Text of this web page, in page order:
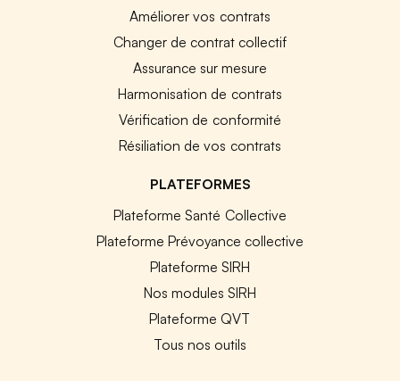
Améliorer vos contrats
Changer de contrat collectif
Assurance sur mesure
Harmonisation de contrats
Vérification de conformité
Résiliation de vos contrats
PLATEFORMES
Plateforme Santé Collective
Plateforme Prévoyance collective
Plateforme SIRH
Nos modules SIRH
Plateforme QVT
Tous nos outils